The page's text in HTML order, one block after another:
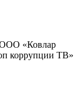
«Ковлар
коррупции ТВ»